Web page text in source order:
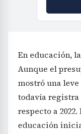
En educación,
Aunque el
mostró una
todavía registra
respecto a
educación